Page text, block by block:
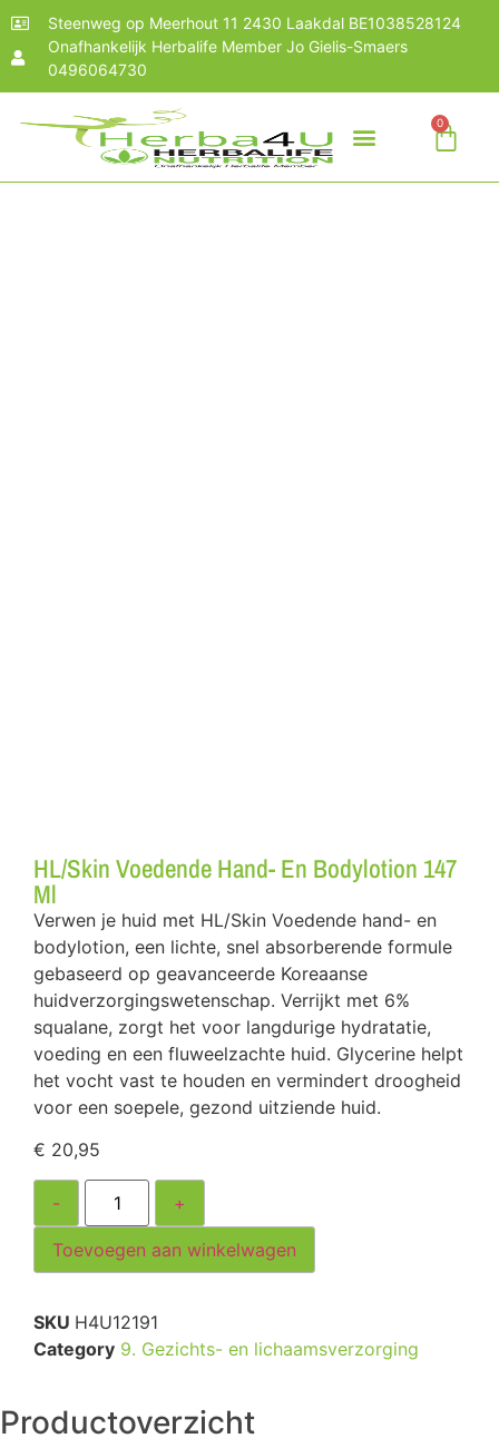
Steenweg op Meerhout 11 2430 Laakdal BE1038528124
Onafhankelijk Herbalife Member Jo Gielis-Smaers
0496064730
0
HL/Skin Voedende Hand- En Bodylotion 147
Ml
Verwen je huid met HL/Skin Voedende hand- en
bodylotion, een lichte, snel absorberende formule
gebaseerd op geavanceerde Koreaanse
huidverzorgingswetenschap. Verrijkt met 6%
squalane, zorgt het voor langdurige hydratatie,
voeding en een fluweelzachte huid. Glycerine helpt
het vocht vast te houden en vermindert droogheid
voor een soepele, gezond uitziende huid.
€ 20,95
- +
Toevoegen aan winkelwagen
SKU H4U12191
Category 9. Gezichts- en lichaamsverzorging
Productoverzicht